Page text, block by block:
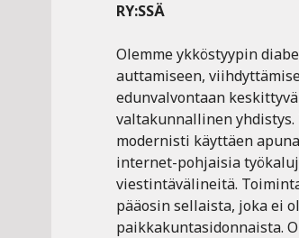
RY:SSÄ
Olemme ykköstyypin
auttamiseen,
edunvalvontaan keskittyvä
valtakunnallinen yhdistys.
modernisti käyttäen
internet-pohjaisia
viestintävälineitä.
pääosin sellaista, joka ei
paikkakuntasidonnaista.